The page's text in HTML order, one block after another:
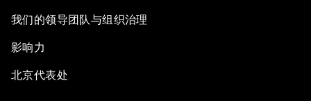
我们的领导团队与组织治理
影响力
北京代表处